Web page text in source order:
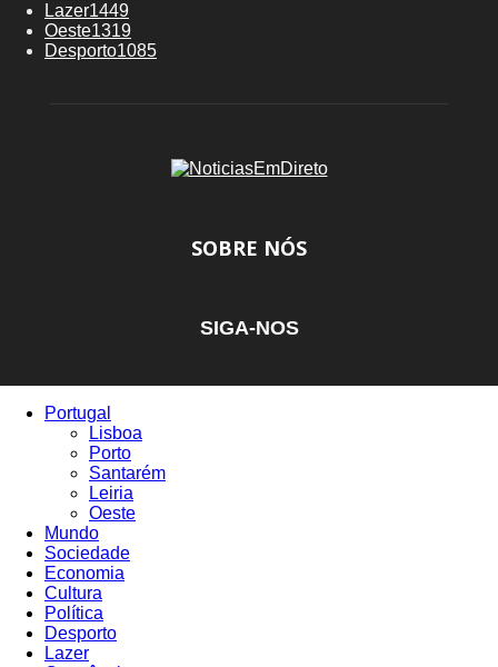
Lazer1449
Oeste1319
Desporto1085
SOBRE NÓS
SIGA-NOS
Portugal
Lisboa
Porto
Santarém
Leiria
Oeste
Mundo
Sociedade
Economia
Cultura
Política
Desporto
Lazer